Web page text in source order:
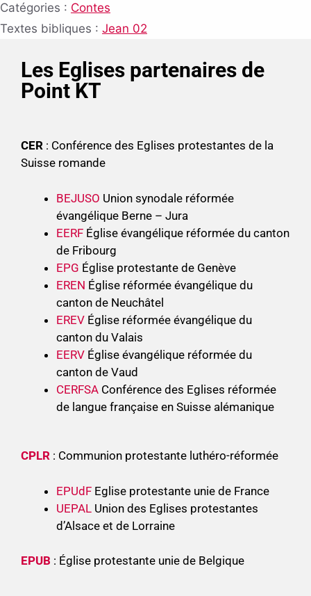
Catégories : Contes
Textes bibliques : Jean 02
Les Eglises partenaires de
Point KT
CER : Conférence des Eglises protestantes de la
Suisse romande
BEJUSO Union synodale réformée
évangélique Berne – Jura
EERF Église évangélique réformée du canton
de Fribourg
EPG Église protestante de Genève
EREN Église réformée évangélique du
canton de Neuchâtel
EREV Église réformée évangélique du
canton du Valais
EERV Église évangélique réformée du
canton de Vaud
CERFSA Conférence des Eglises réformée
de langue française en Suisse alémanique
CPLR : Communion protestante luthéro-réformée
EPUdF Eglise protestante unie de France
UEPAL Union des Eglises protestantes
d’Alsace et de Lorraine
EPUB : Église protestante unie de Belgique